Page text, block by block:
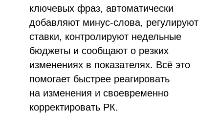
ключевых фраз, автоматически
добавляют минус-слова, регулируют
ставки, контролируют недельные
бюджеты и сообщают о резких
изменениях в показателях. Всё это
помогает быстрее реагировать
на изменения и своевременно
корректировать РК.